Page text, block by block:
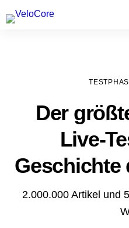
Agenturen &
Der
Live-
Geschichte
2.000.000 Artikel und